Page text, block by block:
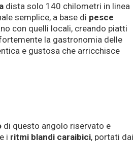
dista solo 140 chilometri in linea
semplice, a base di pesce
con quelli locali, creando piatti
la gastronomia delle
e gustosa che arricchisce
di questo angolo riservato e
e i ritmi blandi caraibici, portati dai